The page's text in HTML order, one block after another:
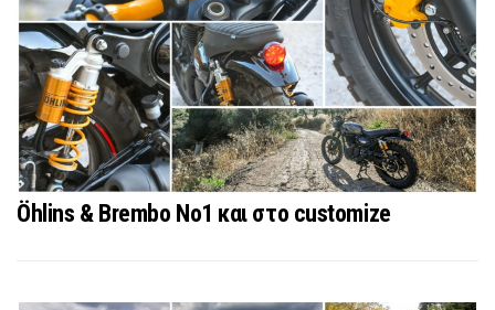
Öhlins & Brembo No1 και στο customize